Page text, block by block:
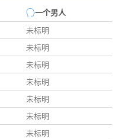
一个男人
未标明
未标明
未标明
未标明
未标明
未标明
未标明